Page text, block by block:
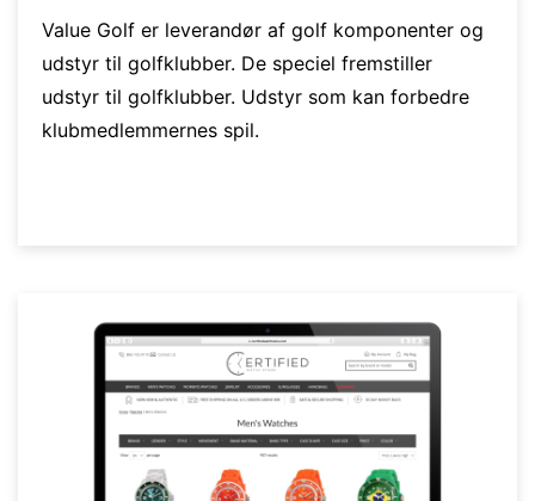
Value Golf er leverandør af golf komponenter og
udstyr til golfklubber. De speciel fremstiller
udstyr til golfklubber. Udstyr som kan forbedre
klubmedlemmernes spil.